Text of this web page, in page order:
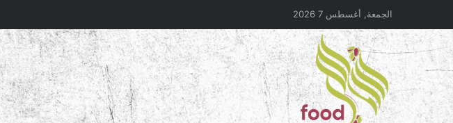
الجمعة, أغسطس 7 2026